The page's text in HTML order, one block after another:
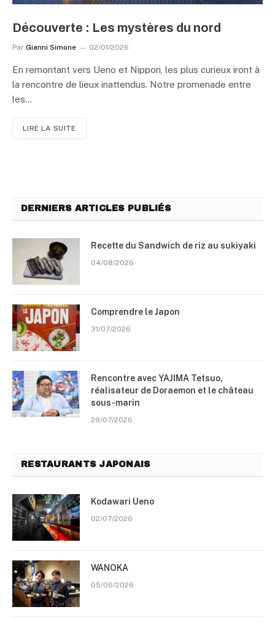
Découverte : Les mystères du nord
Par Gianni Simone 02/01/2026
En remontant vers Ueno et Nippori, les plus curieux iront à
la rencontre de lieux inattendus. Notre promenade entre
les…
LIRE LA SUITE
DERNIERS ARTICLES PUBLIÉS
Recette du Sandwich de riz au sukiyaki
04/08/2026
Comprendre le Japon
31/07/2026
Rencontre avec YAJIMA Tetsuo,
réalisateur de Doraemon et le château
sous-marin
29/07/2026
RESTAURANTS JAPONAIS
Kodawari Ueno
02/07/2026
WANOKA
05/06/2026